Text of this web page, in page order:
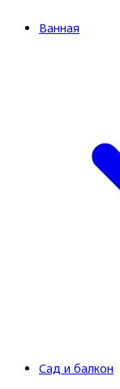
Ванная
Сад и балкон